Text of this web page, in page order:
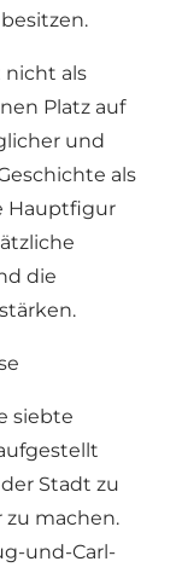
nicht als
Platz auf
und
als
Hauptfigur
die
siebte
Stadt zu
zu machen.
und-Carl-